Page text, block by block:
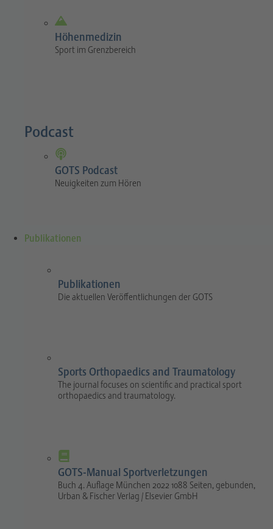
Höhenmedizin
Sport im Grenzbereich
Podcast
GOTS Podcast
Neuigkeiten zum Hören
Publikationen
Publikationen
Die aktuellen Veröffentlichungen der GOTS
Sports Orthopaedics and Traumatology
The journal focuses on scientific and practical sport
orthopaedics and traumatology.
GOTS-Manual Sportverletzungen
Buch 4. Auflage München 2022 1088 Seiten, gebunden,
Urban & Fischer Verlag / Elsevier GmbH